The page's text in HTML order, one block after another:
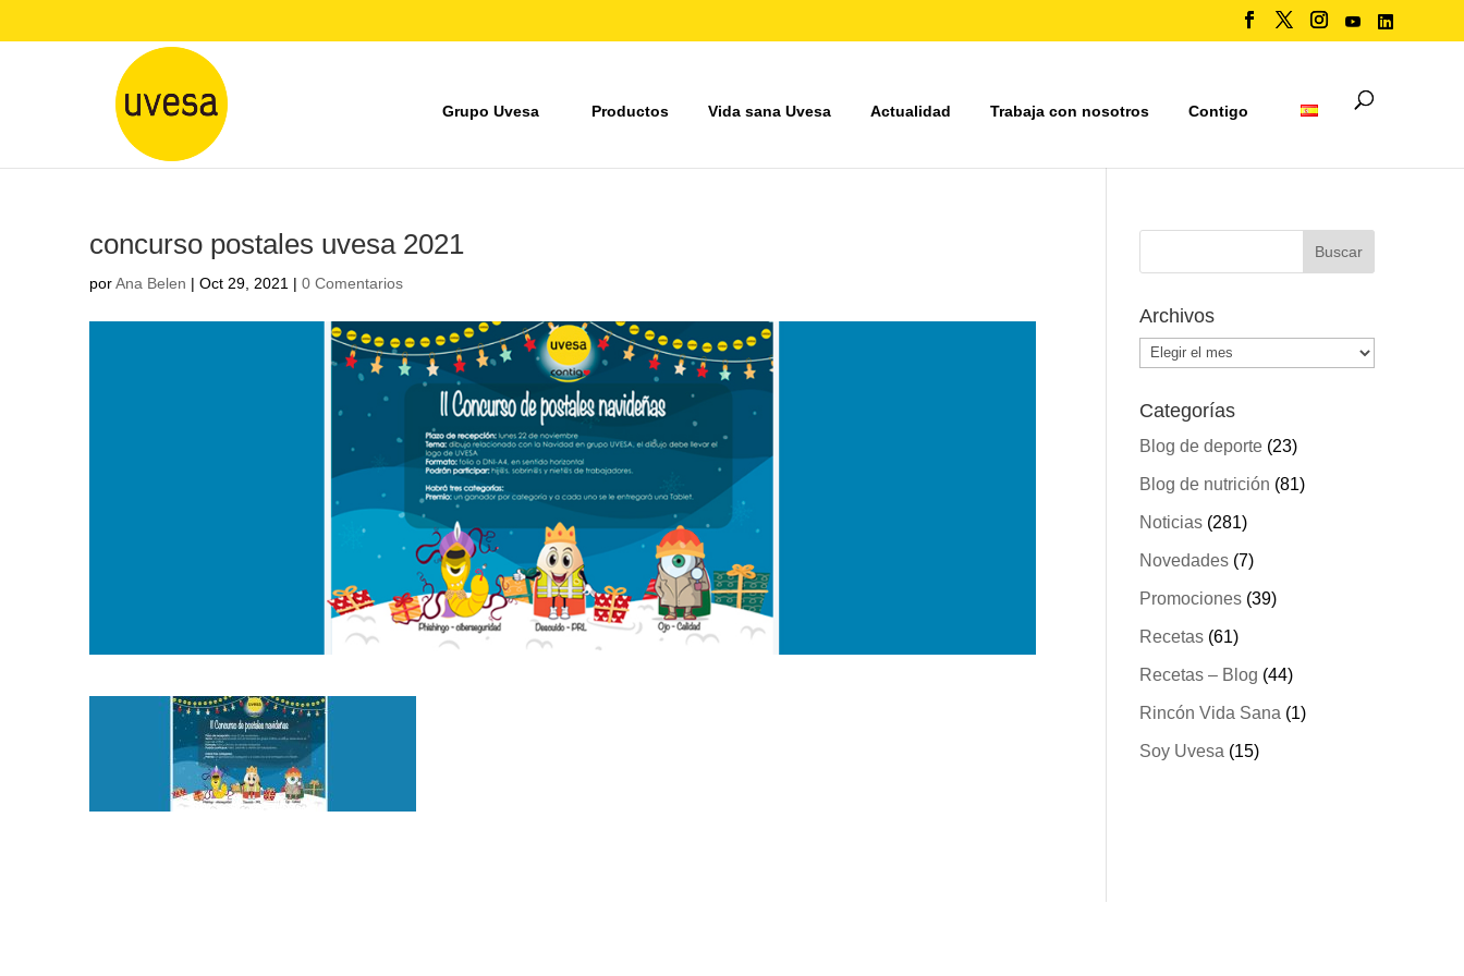
Grupo Uvesa Productos Vida sana Uvesa Actualidad Trabaja con nosotros Contigo
concurso postales uvesa 2021
porAna Belen | Oct 29, 2021 | 0 Comentarios
Archivos
Archivos
Categorías
Blog de deporte(23)
Blog de nutrición (81)
Noticias(281)
Novedades(7)
Promociones(39)
Recetas(61)
Recetas – Blog (44)
Rincón Vida Sana (1)
Soy Uvesa (15)